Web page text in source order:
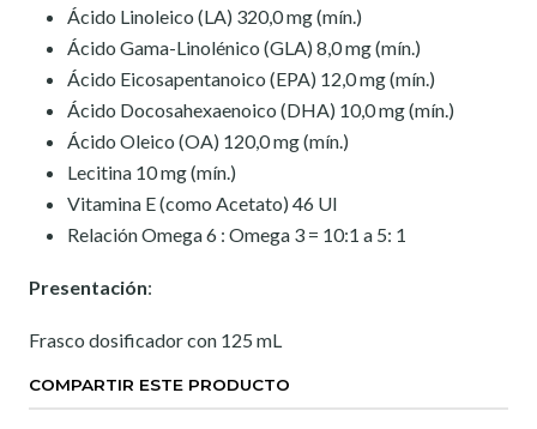
Ácido Linoleico (LA) 320,0 mg (mín.)
Ácido Gama-Linolénico (GLA) 8,0 mg (mín.)
Ácido Eicosapentanoico (EPA) 12,0 mg (mín.)
Ácido Docosahexaenoico (DHA) 10,0 mg (mín.)
Ácido Oleico (OA) 120,0 mg (mín.)
Lecitina 10 mg (mín.)
Vitamina E (como Acetato) 46 UI
Relación Omega 6 : Omega 3 = 10:1 a 5: 1
Presentación:
Frasco dosificador con 125 mL
COMPARTIR ESTE PRODUCTO